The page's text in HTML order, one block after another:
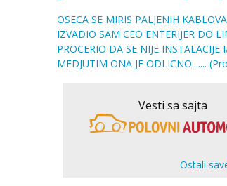
OSECA SE MIRIS PALJENIH
IZVADIO SAM CEO ENTERIJER DO
PROCERIO DA SE NIJE INSTALACIJE
MEDJUTIM ONA JE ODLICNO.......
Vesti sa sajta
Ostali